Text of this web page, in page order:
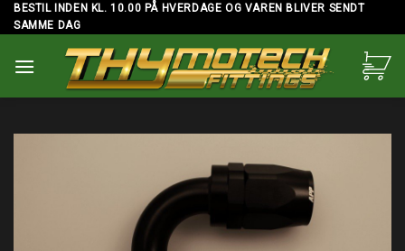
Skip
to
BESTIL INDEN KL. 10.00 PÅ HVERDAGE OG VAREN BLIVER SENDT
SAMME DAG